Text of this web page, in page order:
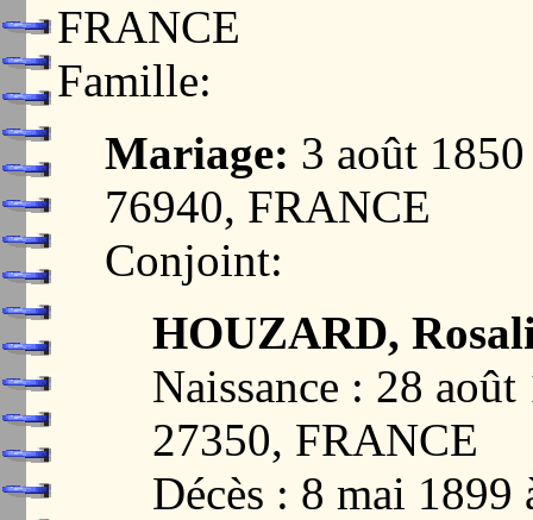
FRANCE
Famille:
Mariage: 3 août
76940, FRANCE
Conjoint:
HOUZARD,
Naissance : 28
27350, FRANCE
Décès : 8 mai